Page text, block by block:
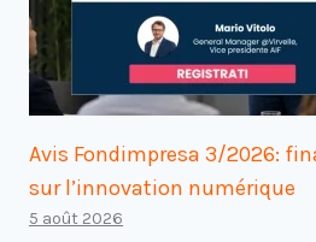
Avis Fondimpresa 3/2026:
sur l’innovation numérique
5 août 2026